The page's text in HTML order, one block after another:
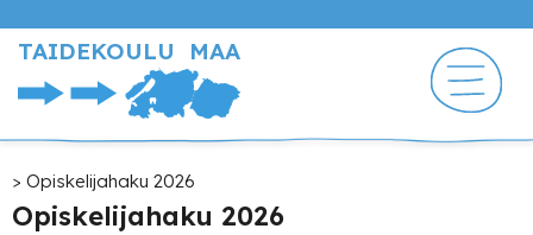
pääsisältöön
TAIDEKOULU MAA
Murupolku
Opiskelijahaku 2026
Opiskelijahaku 2026